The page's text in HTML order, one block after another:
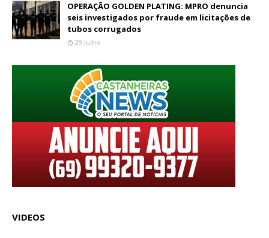
OPERAÇÃO GOLDEN PLATING: MPRO denuncia
seis investigados por fraude em licitações de
tubos corrugados
29 Julho
VIDEOS